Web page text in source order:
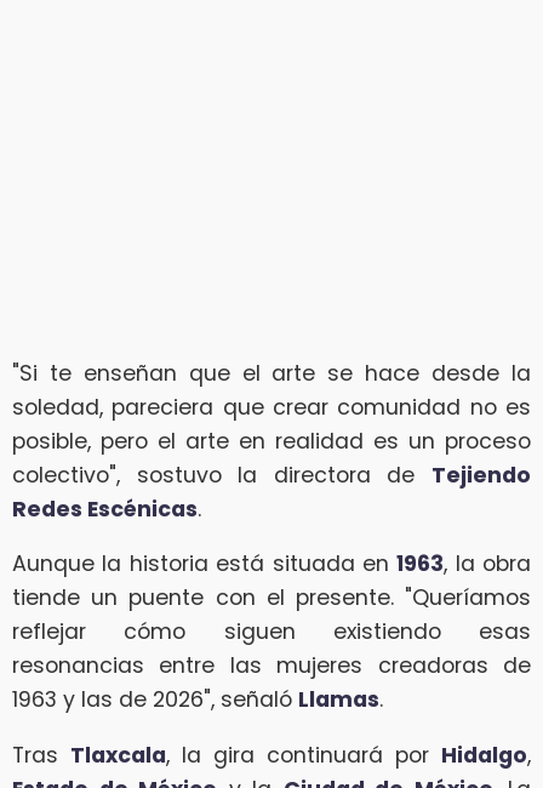
"Si te enseñan que el arte se hace desde la
soledad, pareciera que crear comunidad no es
posible, pero el arte en realidad es un proceso
colectivo", sostuvo la directora de Tejiendo
Redes Escénicas.
Aunque la historia está situada en1963, la obra
tiende un puente con el presente. "Queríamos
reflejar cómo siguen existiendo esas
resonancias entre las mujeres creadoras de
1963 y las de 2026", señaló Llamas.
Tras Tlaxcala, la gira continuará por Hidalgo,